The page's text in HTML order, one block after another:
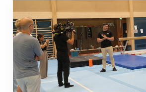
Mit klaren Zielen nach Zagreb